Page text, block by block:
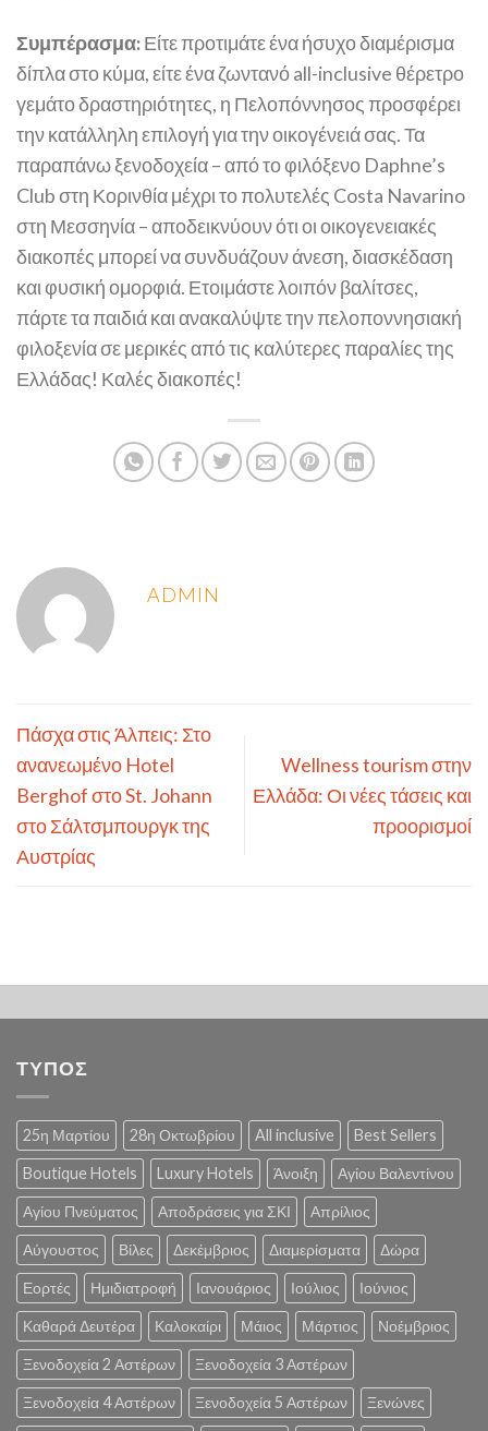
Συμπέρασμα:Είτε προτιμάτε ένα ήσυχο διαμέρισμα
δίπλα στο κύμα, είτε ένα ζωντανό all-inclusive θέρετρο
γεμάτο δραστηριότητες, η Πελοπόννησος προσφέρει
την κατάλληλη επιλογή για την οικογένειά σας. Τα
παραπάνω ξενοδοχεία – από το φιλόξενο Daphne’s
Club στη Κορινθία μέχρι το πολυτελές Costa Navarino
στη Μεσσηνία – αποδεικνύουν ότι οι οικογενειακές
διακοπές μπορεί να συνδυάζουν άνεση, διασκέδαση
και φυσική ομορφιά. Ετοιμάστε λοιπόν βαλίτσες,
πάρτε τα παιδιά και ανακαλύψτε την πελοποννησιακή
φιλοξενία σε μερικές από τις καλύτερες παραλίες της
Ελλάδας! Καλές διακοπές!
ADMIN
Πάσχα στις Άλπεις: Στο
ανανεωμένο Hotel
Berghof στο St. Johann
στο Σάλτσμπουργκ της
Αυστρίας
Wellness tourism στην
Ελλάδα: Οι νέες τάσεις και
προορισμοί
ΤΥΠΟΣ
25η Μαρτίου 28η Οκτωβρίου All inclusive Best Sellers
Boutique Hotels Luxury Hotels Άνοιξη Αγίου Βαλεντίνου
Αγίου Πνεύματος Αποδράσεις για ΣΚΙ Απρίλιος
Αύγουστος Βίλες Δεκέμβριος Διαμερίσματα Δώρα
Εορτές Ημιδιατροφή Ιανουάριος Ιούλιος Ιούνιος
Καθαρά Δευτέρα Καλοκαίρι Μάιος Μάρτιος Νοέμβριος
Ξενοδοχεία 2 Αστέρων Ξενοδοχεία 3 Αστέρων
Ξενοδοχεία 4 Αστέρων Ξενοδοχεία 5 Αστέρων Ξενώνες